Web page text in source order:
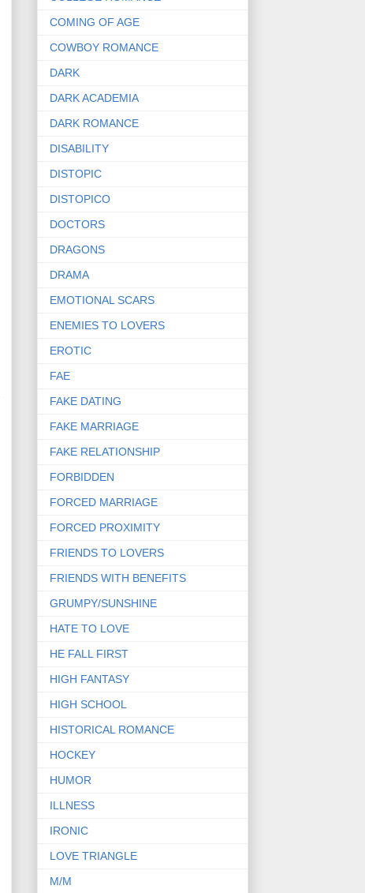
COMING OF AGE
COWBOY ROMANCE
DARK
DARK ACADEMIA
DARK ROMANCE
DISABILITY
DISTOPIC
DISTOPICO
DOCTORS
DRAGONS
DRAMA
EMOTIONAL SCARS
ENEMIES TO LOVERS
EROTIC
FAE
FAKE DATING
FAKE MARRIAGE
FAKE RELATIONSHIP
FORBIDDEN
FORCED MARRIAGE
FORCED PROXIMITY
FRIENDS TO LOVERS
FRIENDS WITH BENEFITS
GRUMPY/SUNSHINE
HATE TO LOVE
HE FALL FIRST
HIGH FANTASY
HIGH SCHOOL
HISTORICAL ROMANCE
HOCKEY
HUMOR
ILLNESS
IRONIC
LOVE TRIANGLE
M/M